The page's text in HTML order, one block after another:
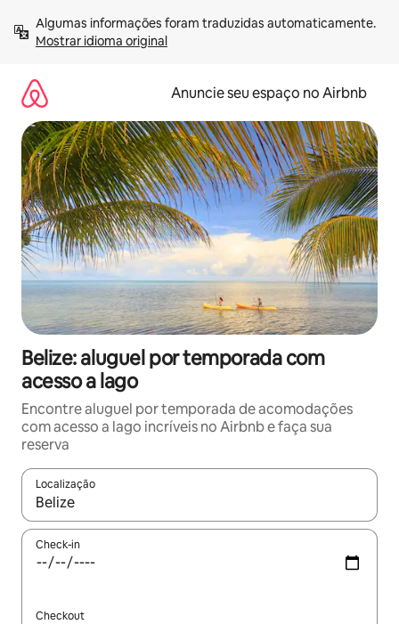
para
Mostrar idioma original
Anuncie seu espaço no Airbnb
Belize: aluguel por temporada com
acesso a lago
Encontre aluguel por temporada de acomodações
com acesso a lago incríveis no Airbnb e faça sua
reserva
Localização
Quando os resultados estiverem disponíveis, explore-os
Check-in
Checkout